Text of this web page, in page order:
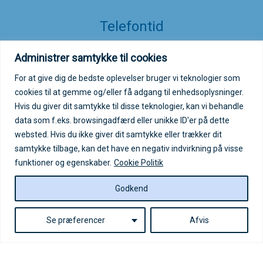
Administrer samtykke til cookies
For at give dig de bedste oplevelser bruger vi teknologier som
cookies til at gemme og/eller få adgang til enhedsoplysninger.
Hvis du giver dit samtykke til disse teknologier, kan vi behandle
data som f.eks. browsingadfærd eller unikke ID'er på dette
websted. Hvis du ikke giver dit samtykke eller trækker dit
samtykke tilbage, kan det have en negativ indvirkning på visse
funktioner og egenskaber. Cookie Politik
Se præferencer Afvis
Godkend
Telefontid
Telefonen er åben efter aftale på mail
info@asforeningen.dk
Autisme- og Aspergerforeningens
sociale medier
Bliv medlem
Bliv medlem/støttemedlem
Login på medlemsportal